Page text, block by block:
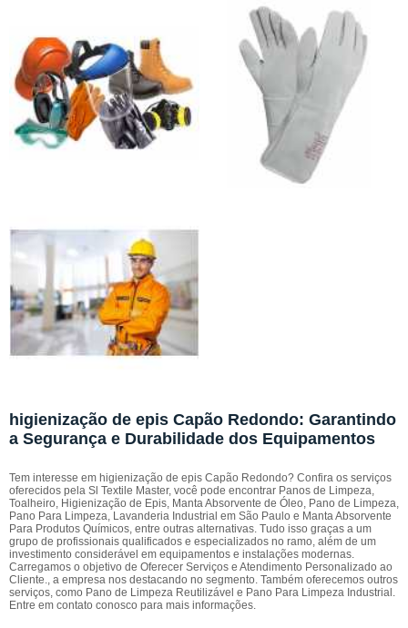
higienização de epis Capão Redondo: Garantindo
a Segurança e Durabilidade dos Equipamentos
Tem interesse em higienização de epis Capão Redondo? Confira os serviços
oferecidos pela Sl Textile Master, você pode encontrar Panos de Limpeza,
Toalheiro, Higienização de Epis, Manta Absorvente de Óleo, Pano de Limpeza,
Pano Para Limpeza, Lavanderia Industrial em São Paulo e Manta Absorvente
Para Produtos Químicos, entre outras alternativas. Tudo isso graças a um
grupo de profissionais qualificados e especializados no ramo, além de um
investimento considerável em equipamentos e instalações modernas.
Carregamos o objetivo de Oferecer Serviços e Atendimento Personalizado ao
Cliente., a empresa nos destacando no segmento. Também oferecemos outros
serviços, como Pano de Limpeza Reutilizável e Pano Para Limpeza Industrial.
Entre em contato conosco para mais informações.